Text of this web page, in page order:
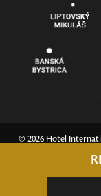
© 2026 Hotel